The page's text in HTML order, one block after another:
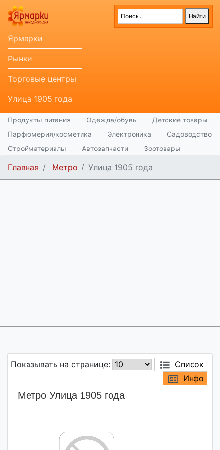
Ярмарки
Рынки
Торговые центры
Улица 1905 года
Продукты питания Одежда/обувь
Детские товары
Парфюмерия/косметика
Электроника
Садоводство
Стройматериалы
Автозапчасти Зоотовары
Главная Метро Улица 1905 года
Показывать на странице:
Список
Инфо
Метро Улица 1905 года